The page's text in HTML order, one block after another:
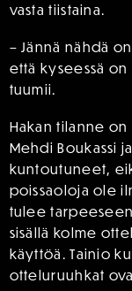
vasta tiistaina.
– Jännä nähdä
että kyseessä
tuumii.
Hakan tilanne
Mehdi Boukassi
kuntoutuneet,
poissaoloja ole
tulee
sisällä kolme
käyttöä. Tainio
otteluruuhkat